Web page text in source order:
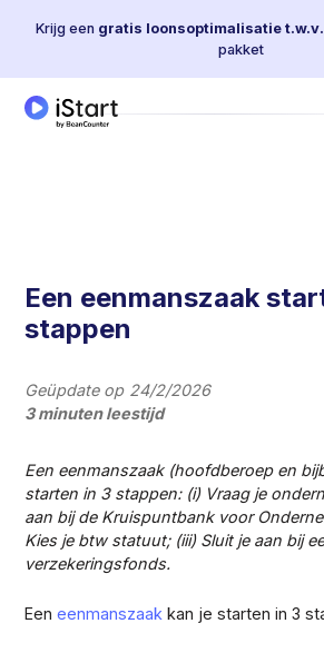
Krijg een gratis loonsoptimalisatie
pakket
Een eenmanszaak
stappen
Geüpdate op 24/2/2026
3 minuten leestijd
Een eenmanszaak (hoofdberoep en
starten in 3 stappen: (i) Vraag je
aan bij de Kruispuntbank voor
Kies je btw statuut; (iii) Sluit je aan bij
verzekeringsfonds.
Eeneenmanszaak kan je starten in 3